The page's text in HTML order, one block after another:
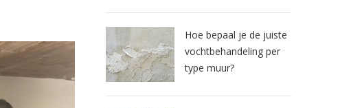
Hoe bepaal je de juiste
vochtbehandeling per
type muur?